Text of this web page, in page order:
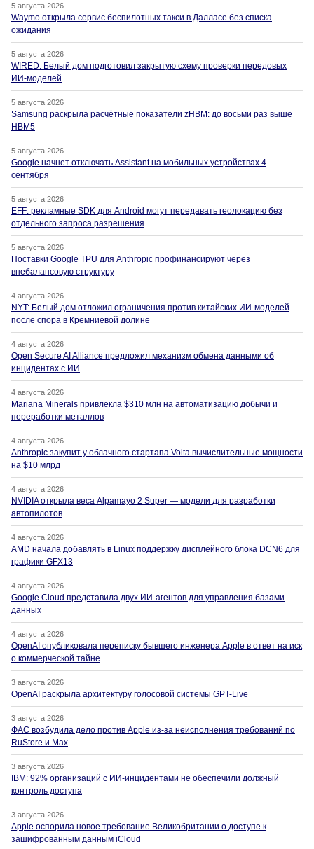
5 августа 2026
Waymo открыла сервис беспилотных такси в Далласе без списка
ожидания
5 августа 2026
WIRED: Белый дом подготовил закрытую схему проверки передовых
ИИ-моделей
5 августа 2026
Samsung раскрыла расчётные показатели zHBM: до восьми раз выше
HBM5
5 августа 2026
Google начнет отключать Assistant на мобильных устройствах 4
сентября
5 августа 2026
EFF: рекламные SDK для Android могут передавать геолокацию без
отдельного запроса разрешения
5 августа 2026
Поставки Google TPU для Anthropic профинансируют через
внебалансовую структуру
4 августа 2026
NYT: Белый дом отложил ограничения против китайских ИИ-моделей
после спора в Кремниевой долине
4 августа 2026
Open Secure AI Alliance предложил механизм обмена данными об
инцидентах с ИИ
4 августа 2026
Mariana Minerals привлекла $310 млн на автоматизацию добычи и
переработки металлов
4 августа 2026
Anthropic закупит у облачного стартапа Volta вычислительные мощности
на $10 млрд
4 августа 2026
NVIDIA открыла веса Alpamayo 2 Super — модели для разработки
автопилотов
4 августа 2026
AMD начала добавлять в Linux поддержку дисплейного блока DCN6 для
графики GFX13
4 августа 2026
Google Cloud представила двух ИИ-агентов для управления базами
данных
4 августа 2026
OpenAI опубликовала переписку бывшего инженера Apple в ответ на иск
о коммерческой тайне
3 августа 2026
OpenAI раскрыла архитектуру голосовой системы GPT-Live
3 августа 2026
ФАС возбудила дело против Apple из-за неисполнения требований по
RuStore и Max
3 августа 2026
IBM: 92% организаций с ИИ-инцидентами не обеспечили должный
контроль доступа
3 августа 2026
Apple оспорила новое требование Великобритании о доступе к
зашифрованным данным iCloud